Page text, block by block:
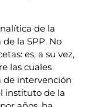
de la
la SPP. No
es, a su vez,
las cuales
de intervención
instituto de la